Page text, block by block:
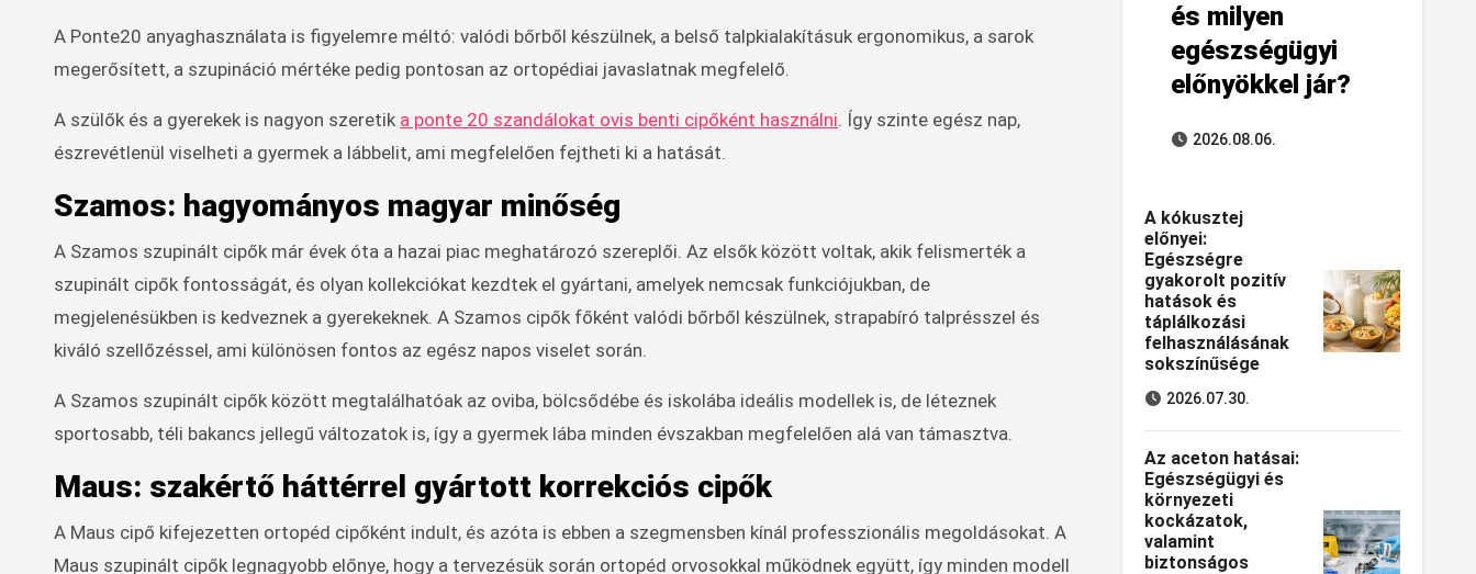
A Ponte20 anyaghasználata is figyelemre méltó: valódi bőrből készülnek, a belső talpkialakításuk ergonomikus, a sarok
megerősített, a szupináció mértéke pedig pontosan az ortopédiai javaslatnak megfelelő.
A szülők és a gyerekek is nagyon szeretik a ponte 20 szandálokat ovis benti cipőként használni. Így szinte egész nap,
észrevétlenül viselheti a gyermek a lábbelit, ami megfelelően fejtheti ki a hatását.
Szamos: hagyományos magyar minőség
A Szamos szupinált cipők már évek óta a hazai piac meghatározó szereplői. Az elsők között voltak, akik felismerték a
szupinált cipők fontosságát, és olyan kollekciókat kezdtek el gyártani, amelyek nemcsak funkciójukban, de
megjelenésükben is kedveznek a gyerekeknek. A Szamos cipők főként valódi bőrből készülnek, strapabíró talprésszel és
kiváló szellőzéssel, ami különösen fontos az egész napos viselet során.
A Szamos szupinált cipők között megtalálhatóak az oviba, bölcsődébe és iskolába ideális modellek is, de léteznek
sportosabb, téli bakancs jellegű változatok is, így a gyermek lába minden évszakban megfelelően alá van támasztva.
Maus: szakértő háttérrel gyártott korrekciós cipők
A Maus cipő kifejezetten ortopéd cipőként indult, és azóta is ebben a szegmensben kínál professzionális megoldásokat. A
Maus szupinált cipők legnagyobb előnye, hogy a tervezésük során ortopéd orvosokkal működnek együtt, így minden modell
és milyen
egészségügyi
előnyökkel jár?
2026.08.06.
A kókusztej
előnyei:
Egészségre
gyakorolt pozitív
hatások és
táplálkozási
felhasználásának
sokszínűsége
2026.07.30.
Az aceton hatásai:
Egészségügyi és
környezeti
kockázatok,
valamint
biztonságos